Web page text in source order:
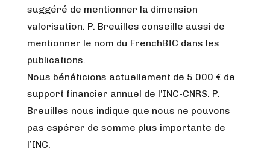
suggéré de mentionner la dimension
valorisation. P. Breuilles conseille aussi de
mentionner le nom du FrenchBIC dans les
publications.
Nous bénéficions actuellement de 5 000 € de
support financier annuel de l’INC-CNRS. P.
Breuilles nous indique que nous ne pouvons
pas espérer de somme plus importante de
l’INC.